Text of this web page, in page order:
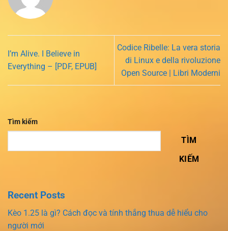
I’m Alive. I Believe in
Everything – [PDF, EPUB]
Codice Ribelle: La vera storia
di Linux e della rivoluzione
Open Source | Libri Moderni
Tìm kiếm
TÌM
KIẾM
Recent Posts
Kèo 1.25 là gì? Cách đọc và tính thắng thua dễ hiểu cho
người mới